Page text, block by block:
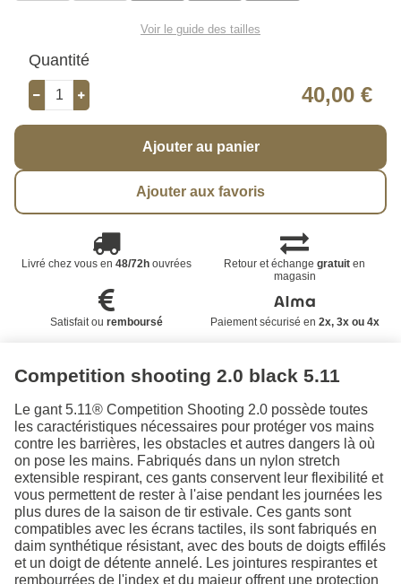
Voir le guide des tailles
Quantité
40,00 €
Ajouter au panier
Ajouter aux favoris
Livré chez vous en 48/72houvrées Retour et échangegratuit en
magasin
Satisfait ou remboursé Paiement sécurisé en 2x, 3x ou 4x
Competition shooting 2.0 black 5.11
Le gant 5.11® Competition Shooting 2.0 possède toutes
les caractéristiques nécessaires pour protéger vos mains
contre les barrières, les obstacles et autres dangers là où
on pose les mains. Fabriqués dans un nylon stretch
extensible respirant, ces gants conservent leur flexibilité et
vous permettent de rester à l'aise pendant les journées les
plus dures de la saison de tir estivale. Ces gants sont
compatibles avec les écrans tactiles, ils sont fabriqués en
daim synthétique résistant, avec des bouts de doigts effilés
et un doigt de détente annelé. Les jointures respirantes et
rembourrées de l'index et du majeur offrent une protection